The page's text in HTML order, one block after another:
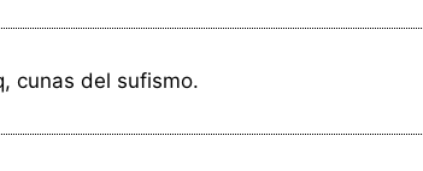
cunas del sufismo.